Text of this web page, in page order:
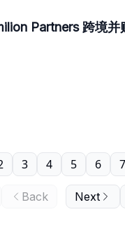
Partners 跨境并
Back
3 4 5 6 7
Next